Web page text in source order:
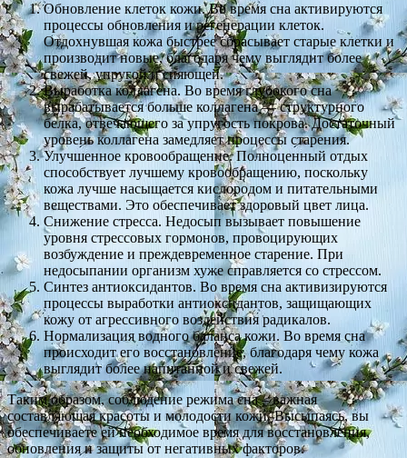
Обновление клеток кожи. Во время сна активируются
процессы обновления и регенерации клеток.
Отдохнувшая кожа быстрее сбрасывает старые клетки и
производит новые, благодаря чему выглядит более
свежей, упругой и сияющей.
Выработка коллагена. Во время глубокого сна
вырабатывается больше коллагена — структурного
белка, отвечающего за упругость покрова. Достаточный
уровень коллагена замедляет процессы старения.
Улучшенное кровообращение. Полноценный отдых
способствует лучшему кровообращению, поскольку
кожа лучше насыщается кислородом и питательными
веществами. Это обеспечивает здоровый цвет лица.
Снижение стресса. Недосып вызывает повышение
уровня стрессовых гормонов, провоцирующих
возбуждение и преждевременное старение. При
недосыпании организм хуже справляется со стрессом.
Синтез антиоксидантов. Во время сна активизируются
процессы выработки антиоксидантов, защищающих
кожу от агрессивного воздействия радикалов.
Нормализация водного баланса кожи. Во время сна
происходит его восстановление, благодаря чему кожа
выглядит более напитанной и свежей.
Таким образом, соблюдение режима сна – важная
составляющая красоты и молодости кожи. Высыпаясь, вы
обеспечиваете ей необходимое время для восстановления,
обновления и защиты от негативных факторов.